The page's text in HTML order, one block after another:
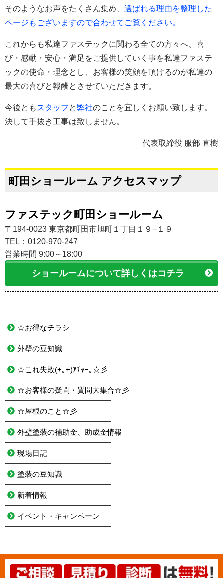
そのようなお声をたくさん集め、 選ばれる理由を整理した
ページもございますので合わせてご覧ください。
これからも私達ファステックに関わる全ての方々へ、喜
び・感動・安心・満足をご提供していく事を私達ファステ
ックの使命・理念とし、お客様の笑顔を頂けるのが私達の
最大の喜びと報酬とさせていただきます。
今後とも スタッフ と弊社のことを宜しくお願い致します。
決して手抜き工事は致しません。
代表取締役 服部 直樹
町田ショールーム アクセスマップ
ファステック町田ショールーム
〒194-0023 東京都町田市旭町１丁目１９−１９
TEL：0120-970-247
営業時間 9:00～18:00
ショールームについて詳しくはコチラ
☆お得なチラシ
外壁の豆知識
☆これ失敗(+｡+)ｱﾁｬｰ｡☆彡
☆お客様の疑問・質問大集合☆彡
☆屋根のこと☆彡
外壁塗装の補助金、助成金情報
現場日記
塗装の豆知識
新着情報
イベント・キャンペーン